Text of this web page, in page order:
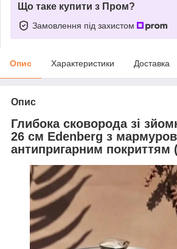
Що таке купити з Пром?
Замовлення під захистом
Опис Характеристики Доставка
Опис
Глибока сковорода зі
26 см Edenberg з
антипригарним покриттям